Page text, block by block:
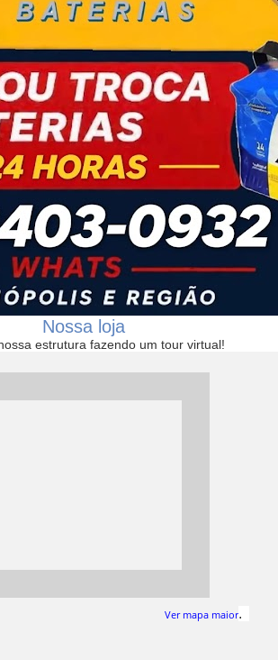
Nossa loja
estrutura fazendo um tour virtual!
Ver mapa maior.